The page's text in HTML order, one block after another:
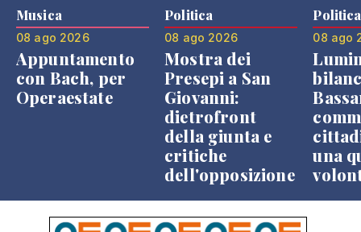
Musica
08 ago 2026
Appuntamento
con Bach, per
Operaestate
Politica
08 ago 2026
Mostra dei
Presepi a San
Giovanni:
dietrofront
della giunta e
critiche
dell'opposizione
Politica
08 ago
una